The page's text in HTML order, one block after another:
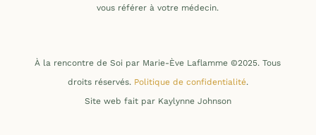
vous référer à votre médecin.
À la rencontre de Soi par Marie-Ève Laflamme©2025. Tous
droits réservés. Politique de confidentialité.
Site web fait par Kaylynne Johnson